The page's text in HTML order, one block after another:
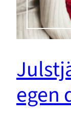
egen